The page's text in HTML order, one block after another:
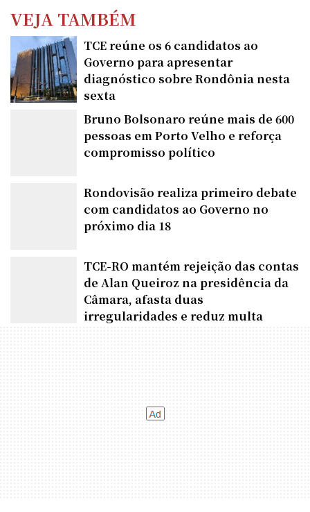
VEJA TAMBÉM
TCE reúne os 6 candidatos ao
Governo para apresentar
diagnóstico sobre Rondônia nesta
sexta
Bruno Bolsonaro reúne mais de 600
pessoas em Porto Velho e reforça
Rondovisão realiza primeiro debate
com candidatos ao Governo no
TCE-RO mantém rejeição das contas
de Alan Queiroz na presidência da
Câmara, afasta duas